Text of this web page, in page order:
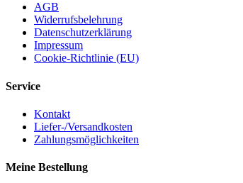
werden
auf
der
Produktseite
gewählt
werden
auf.
Die
Optionen
können
auf
AGB
Widerrufsbelehrung
Datenschutzerklärung
Impressum
Cookie-Richtlinie (EU)
Service
Kontakt
Liefer-/Versandkosten
Zahlungsmöglichkeiten
Meine Bestellung